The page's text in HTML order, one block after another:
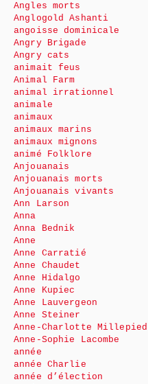
Angles morts
Anglogold Ashanti
angoisse dominicale
Angry Brigade
Angry cats
animait feus
Animal Farm
animal irrationnel
animale
animaux
animaux marins
animaux mignons
animé Folklore
Anjouanais
Anjouanais morts
Anjouanais vivants
Ann Larson
Anna
Anna Bednik
Anne
Anne Carratié
Anne Chaudet
Anne Hidalgo
Anne Kupiec
Anne Lauvergeon
Anne Steiner
Anne-Charlotte Millepied
Anne-Sophie Lacombe
année
année Charlie
année d’élection